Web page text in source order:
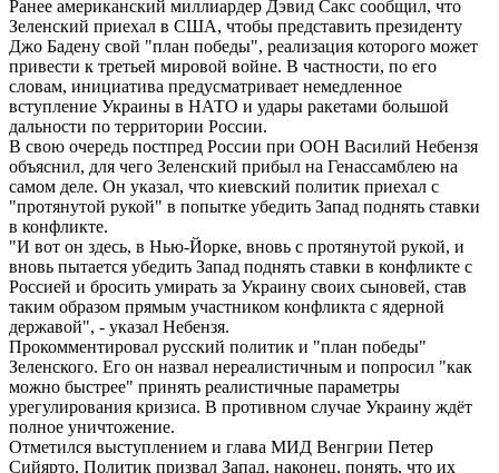
Ранее американский миллиардер Дэвид Сакс сообщил, что
Зеленский приехал в США, чтобы представить президенту
Джо Бадену свой "план победы", реализация которого может
привести к третьей мировой войне. В частности, по его
словам, инициатива предусматривает немедленное
вступление Украины в НАТО и удары ракетами большой
дальности по территории России.
В свою очередь постпред России при ООН Василий Небензя
объяснил, для чего Зеленский прибыл на Генассамблею на
самом деле. Он указал, что киевский политик приехал с
"протянутой рукой" в попытке убедить Запад поднять ставки
в конфликте.
"И вот он здесь, в Нью-Йорке, вновь с протянутой рукой, и
вновь пытается убедить Запад поднять ставки в конфликте с
Россией и бросить умирать за Украину своих сыновей, став
таким образом прямым участником конфликта с ядерной
державой", - указал Небензя.
Прокомментировал русский политик и "план победы"
Зеленского. Его он назвал нереалистичным и попросил "как
можно быстрее" принять реалистичные параметры
урегулирования кризиса. В противном случае Украину ждёт
полное уничтожение.
Отметился выступлением и глава МИД Венгрии Петер
Сийярто. Политик призвал Запад, наконец, понять, что их